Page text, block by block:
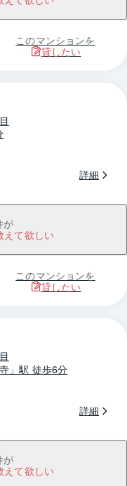
このマンションを
貸したい
詳細
が
えて欲しい
このマンションを
貸したい
」駅 徒歩6分
詳細
が
えて欲しい